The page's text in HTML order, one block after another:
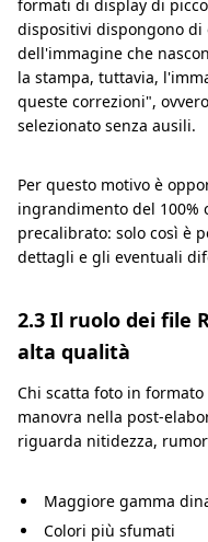
formati di display di
dispositivi dispongono
dell'immagine che
la stampa, tuttavia,
queste correzioni",
selezionato senza ausili.
Per questo motivo è
ingrandimento del 100%
precalibrato: solo così è
dettagli e gli eventuali
2.3 Il ruolo dei file
alta qualità
Chi scatta foto in
manovra nella post-
riguarda nitidezza,
Maggiore gamma
Colori più sfumati